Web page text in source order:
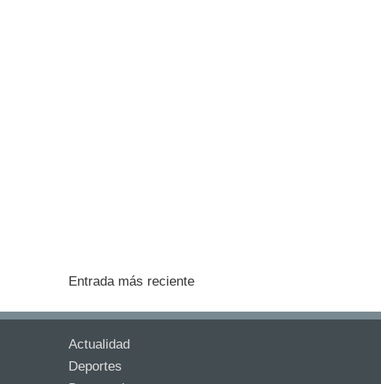
Entrada más reciente
Actualidad
Deportes